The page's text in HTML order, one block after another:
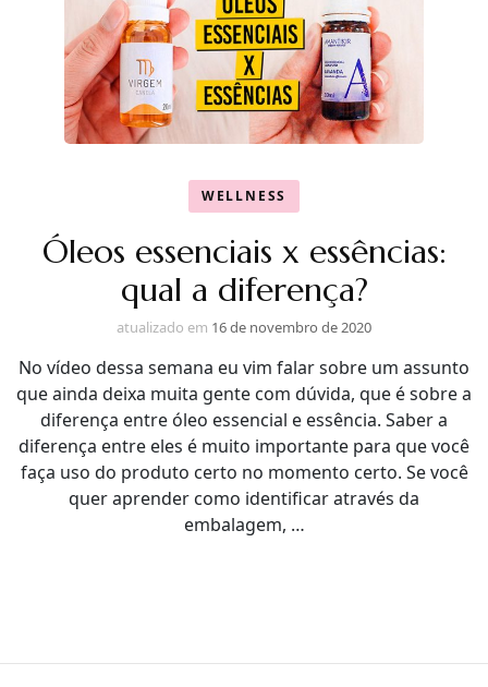
WELLNESS
Óleos essenciais x essências:
qual a diferença?
atualizado em 16 de novembro de 2020
No vídeo dessa semana eu vim falar sobre um assunto
que ainda deixa muita gente com dúvida, que é sobre a
diferença entre óleo essencial e essência. Saber a
diferença entre eles é muito importante para que você
faça uso do produto certo no momento certo. Se você
quer aprender como identificar através da
embalagem, …